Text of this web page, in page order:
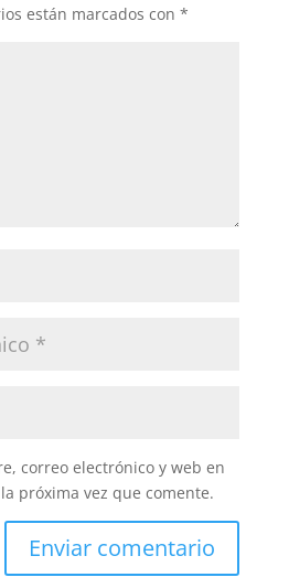
están marcados con *
correo electrónico y web en
próxima vez que comente.